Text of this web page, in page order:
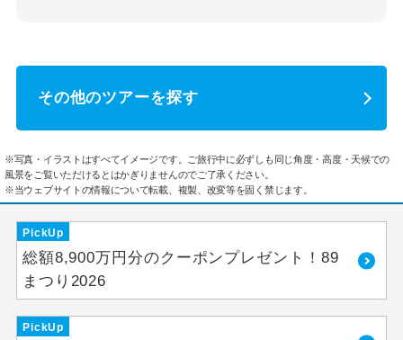
その他のツアーを探す
※写真・イラストはすべてイメージです。ご旅行中に必ずしも同じ角度・高度・天候での
風景をご覧いただけるとはかぎりませんのでご了承ください。
※当ウェブサイトの情報について転載、複製、改変等を固く禁じます。
PickUp
総額8,900万円分のクーポンプレゼント！89
まつり2026
PickUp